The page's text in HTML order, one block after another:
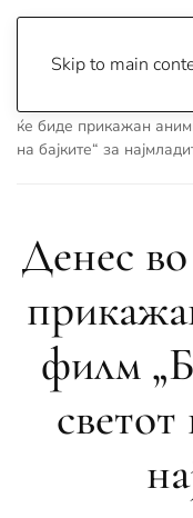
Skip to main
ќе биде прикажан
на бајките“ за
Денес
филм
светот